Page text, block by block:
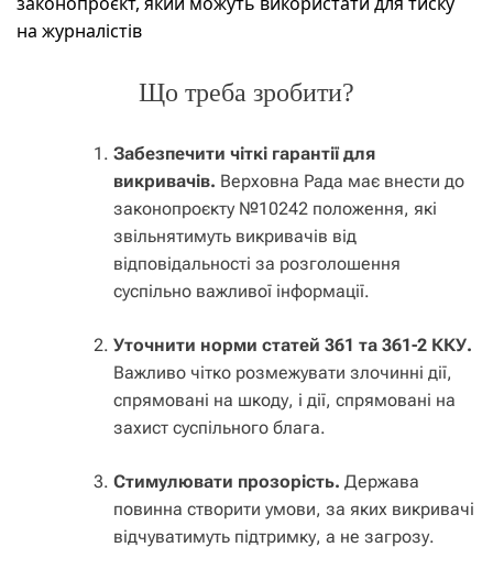
на журналістів
Що треба зробити?
Забезпечити чіткі гарантії для
викривачів. Верховна Рада має внести до
законопроєкту №10242 положення, які
звільнятимуть викривачів від
відповідальності за розголошення
суспільно важливої інформації.
Уточнити норми статей 361 та 361-2 ККУ.
Важливо чітко розмежувати злочинні дії,
спрямовані на шкоду, і дії, спрямовані на
захист суспільного блага.
Стимулювати прозорість. Держава
повинна створити умови, за яких викривачі
відчуватимуть підтримку, а не загрозу.